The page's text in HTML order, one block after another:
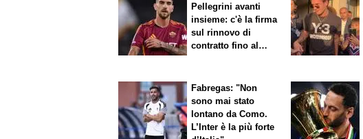
Pellegrini avanti
insieme: c'è la firma
sul rinnovo di
contratto fino al
Fabregas: "Non
sono mai stato
lontano da Como.
L’Inter è la più forte